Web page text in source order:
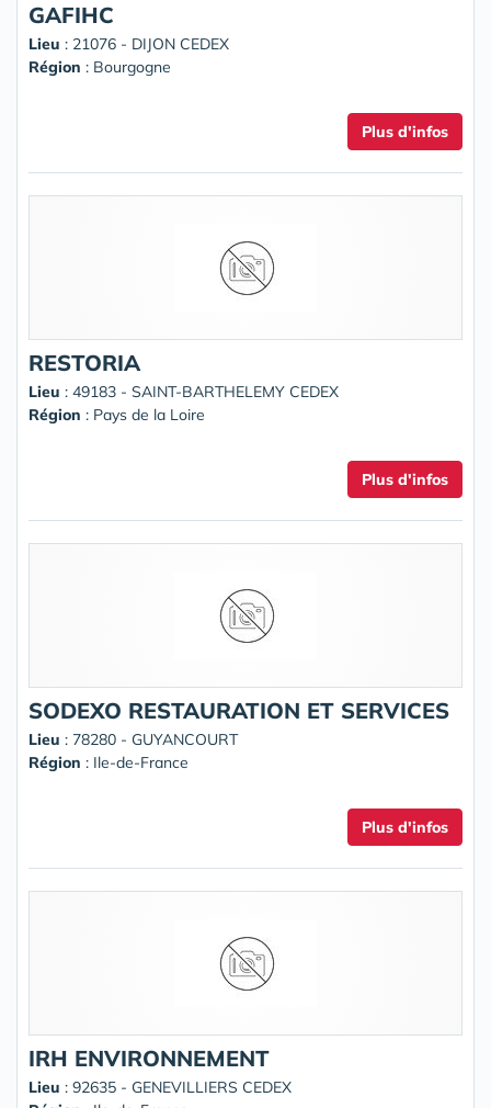
GAFIHC
Lieu : 21076 - DIJON CEDEX
Région : Bourgogne
Plus d'infos
RESTORIA
Lieu : 49183 - SAINT-BARTHELEMY CEDEX
Région : Pays de la Loire
Plus d'infos
SODEXO RESTAURATION ET SERVICES
Lieu : 78280 - GUYANCOURT
Région : Ile-de-France
Plus d'infos
IRH ENVIRONNEMENT
Lieu : 92635 - GENEVILLIERS CEDEX